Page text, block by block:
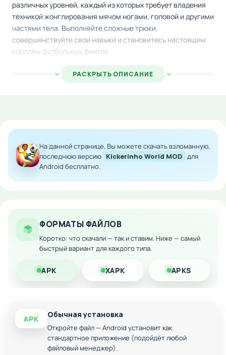
различных уровней, каждый из которых требует владения
техникой жонглирования мячом ногами, головой и другими
частями тела. Выполняйте сложные трюки,
совершенствуйте свои навыки и становитесь настоящим
королём футбольных финтов.
Выбирайте из большого арсенала футболистов с разными
характеристиками и стилями игры. Исследуйте
свои умения в искусстве обращения с мячом.
Персализируйте своего героя по своему вкусу:
приобретайте стильную одежду, меняйте причёски,
выбирайте современную спортивную обувь.
Коллекционируйте различные мячи с уникальным дизайном
полного погружения в игру.
Особенности мода:
валюты
Мгновенный доступ ко всем предметам и
Отсутствие необходимости в микротранзакциях
РАСКРЫТЬ ОПИСАНИЕ
На данной странице, Вы можете скачать взломанную,
последнюю версию Kickerinho World MOD для
Android бесплатно.
ФОРМАТЫ ФАЙЛОВ
Коротко: что скачали — так и ставим. Ниже — самый
быстрый вариант для каждого типа.
APK XAPK APKS
APK Обычная установка
Откройте файл — Android установит как
стандартное приложение (подойдёт любой
файловый менеджер).